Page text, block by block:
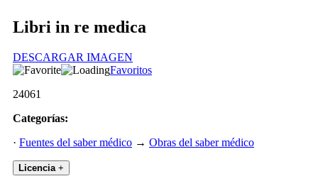
Libri in re medica
DESCARGAR IMAGEN
Favoritos
24061
Categorías:
· Fuentes del saber médico → Obras del saber médico
Licencia +